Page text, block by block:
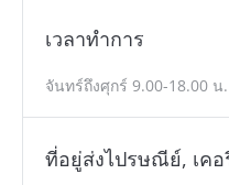
เวลาทำการ
จันทร์ถึงศุกร์ 9.00-18.00 น
ที่อยู่ส่งไปรษณีย์, เคอ